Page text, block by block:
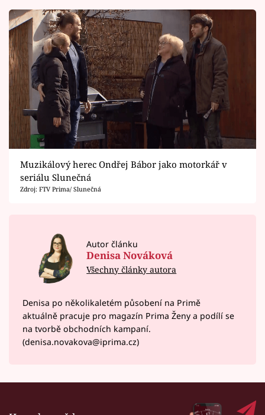
Muzikálový herec Ondřej Bábor jako motorkář v
seriálu Slunečná
Zdroj: FTV Prima/ Slunečná
Autor článku
Denisa Nováková
Všechny články autora
Denisa po několikaletém působení na Primě
aktuálně pracuje pro magazín Prima Ženy a podílí se
na tvorbě obchodních kampaní.
(denisa.novakova@iprima.cz)